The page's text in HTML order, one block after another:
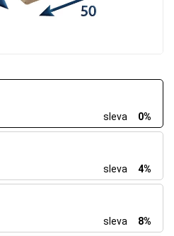
sleva
0%
sleva
4%
sleva
8%